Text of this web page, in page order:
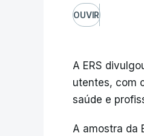
OUVIR
A ERS
utentes, com
saúde e
A amostra da